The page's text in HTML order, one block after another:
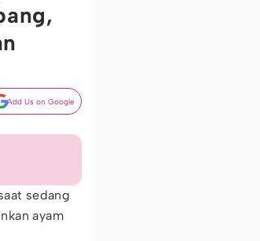
Add Us on Google
sedang
ayam